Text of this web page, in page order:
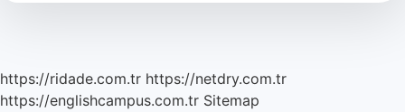
https://ridade.com.tr https://netdry.com.tr
https://englishcampus.com.tr Sitemap